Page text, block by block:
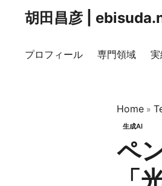
胡田昌彦 |
プロフィール 専門領域 実
Home »
生成AI
ペ
「